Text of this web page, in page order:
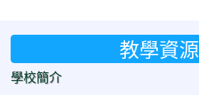
教學資源
學校簡介